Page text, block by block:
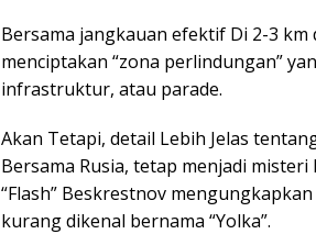
Bersama jangkauan efektif Di 2-3
menciptakan “zona perlindungan”
infrastruktur, atau parade.
Akan Tetapi, detail Lebih Jelas
Bersama Rusia, tetap menjadi
“Flash” Beskrestnov
kurang dikenal bernama “Yolka”.